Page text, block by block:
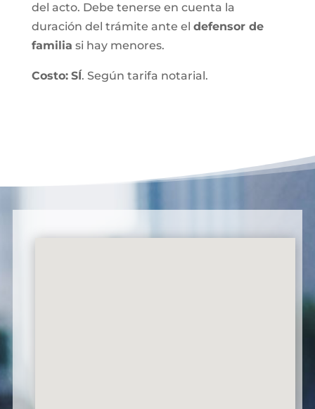
del acto. Debe tenerse en cuenta la
duración del trámite ante el defensor de
familia si hay menores.
Costo: SÍ. Según tarifa notarial.